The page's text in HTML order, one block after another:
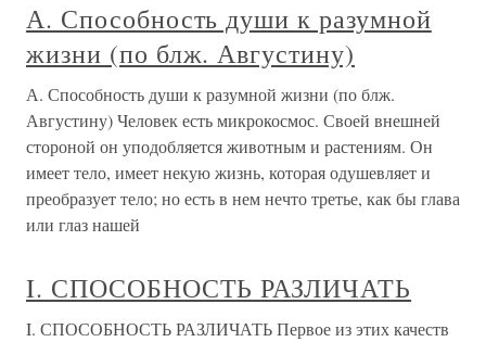
А. Способность души к разумной
жизни (по блж. Августину)
А. Способность души к разумной жизни (по блж.
Августину) Человек есть микрокосмос. Своей внешней
стороной он уподобляется животным и растениям. Он
имеет тело, имеет некую жизнь, которая одушевляет и
преобразует тело; но есть в нем нечто третье, как бы глава
или глаз нашей
I. СПОСОБНОСТЬ РАЗЛИЧАТЬ
I. СПОСОБНОСТЬ РАЗЛИЧАТЬ Первое из этих качеств